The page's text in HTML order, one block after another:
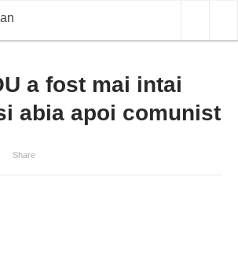
a fost mai intai
abia apoi comunist
Share